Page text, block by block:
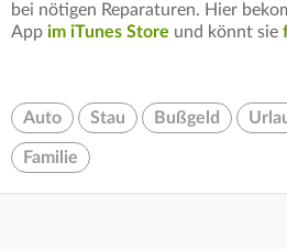
bei nötigen Reparaturen. Hier
App im iTunes Store und könnt sie
Auto Stau Bußgeld
Familie